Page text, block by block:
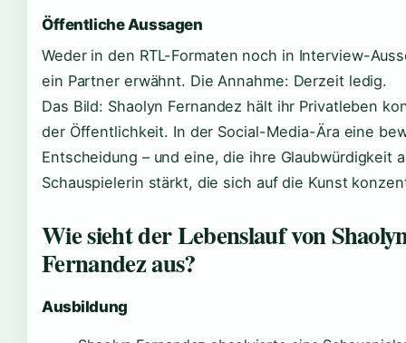
Öffentliche Aussagen
Weder in den RTL-Formaten noch in Interview-
ein Partner erwähnt. Die Annahme: Derzeit ledig.
Das Bild: Shaolyn Fernandez hält ihr Privatleben
der Öffentlichkeit. In der Social-Media-Ära eine
Entscheidung – und eine, die ihre Glaubwürdigkeit
Schauspielerin stärkt, die sich auf die Kunst
Wie sieht der Lebenslauf von
Fernandez aus?
Ausbildung